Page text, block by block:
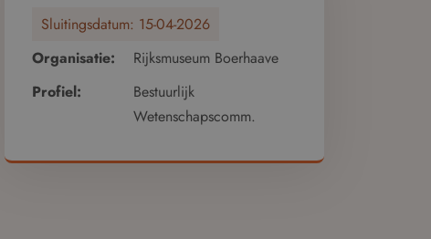
Sluitingsdatum: 15-04-2026
Organisatie:
Rijksmuseum Boerhaave
Profiel:
Bestuurlijk
Wetenschapscomm.